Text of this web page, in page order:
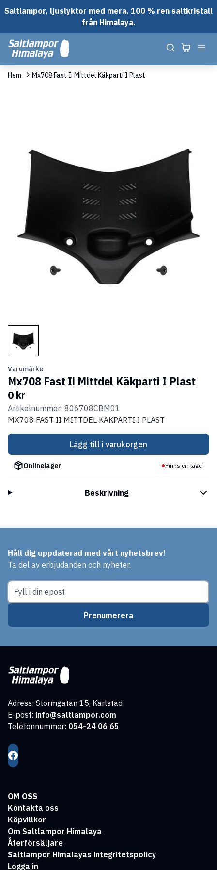
Saltlampor, ljuslyktor med mera. 100 % ren saltkristall
från Himalaya.
Hem Mx708 Fast Ii Mittdel Käkparti I Plast
Varumärke
Mx708 Fast Ii Mittdel Käkparti I Plast
0 kr
Artikelnummer: 806708CBM01
MX708 FAST II MITTDEL KÄKPARTI I PLAST
Lägg till i varukorgen
Onlinelager Finns ej i lager
Beskrivning
Håll dig uppdaterad med vårt nyhetsbrev!
Ta del av erbjudanden och nyheter.
Prenumerera
Adress: Stormgatan 15, Karlstad
E-post: info@saltlampor.com
Telefonnummer: 054-24 06 65
OM OSS
Kontakta oss
Köpvillkor
Om Saltlampor Himalaya
Återförsäljare
Saltlampor Himalayas integritetspolicy
Logga in